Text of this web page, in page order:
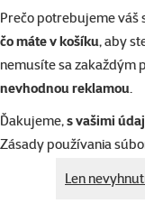
Prečo potrebujeme váš
čo máte v košíku, aby
nemusíte sa zakaždým
nevhodnou reklamou.
Ďakujeme,s vašimi
Zásady používania
Len